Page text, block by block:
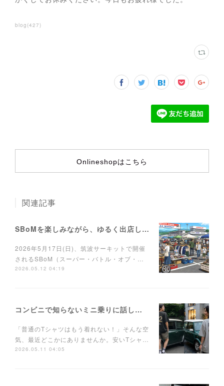
blog (427)
Onlineshopはこちら
関連記事
SBoMを楽しみながら、ゆるく出店しませんか？
2026年5月17日(日)、筑波サーキットで開催
されるSBoM（スーパー・バトル・オブ・…
2026.05.12 04:19
コンビニで知らないミニ乗りに話しかけられるTシャツ
「普通のTシャツはもう着れない！」そんな空
気、最近どこかにありませんか。安いTシャ…
2026.05.11 04:05